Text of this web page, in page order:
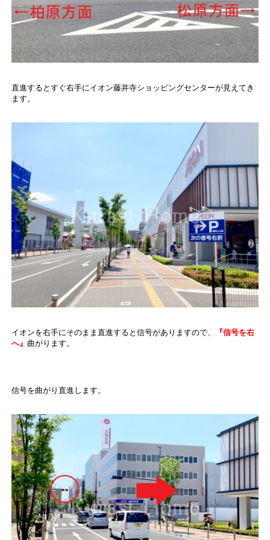
直進するとすぐ右手にイオン藤井寺ショッピングセンターが見えてき
ます。
イオンを右手にそのまま直進すると信号がありますので、
『信号を右
へ』 曲がります。
信号を曲がり直進します。